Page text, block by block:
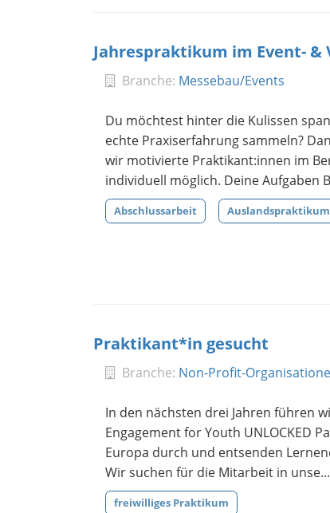
Jahrespraktikum im Event-
Branche: Messebau/Events
Du möchtest hinter die Kulissen
echte Praxiserfahrung sammeln?
wir motivierte Praktikant:innen im
individuell möglich. Deine Aufgaben
Abschlussarbeit Auslandspraktikum
Praktikant*in gesucht
Branche: Non-Profit-
In den nächsten drei Jahren führen
Engagement for Youth UNLOCKED
Europa durch und entsenden
Wir suchen für die Mitarbeit in unse...
freiwilliges Praktikum